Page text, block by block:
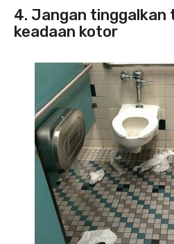
4. Jangan tinggalkan
keadaan kotor